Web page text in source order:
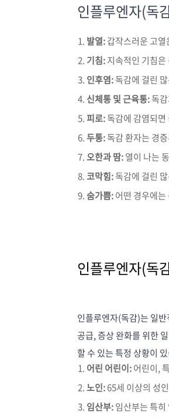
인플루엔자(독
발열:갑작스러운 고
기침:지속적인 기침
인후염:독감에 걸린
신체통 및 근육통:독
피로:독감에 감염되
두통:독감 환자는 경
오한과 땀:열이 나는
코막힘:독감에 걸린
숨가쁨:어떤 경우에
인플루엔자(독
인플루엔자(독감)는 일
공급, 증상 완화를 위한
할 수 있는 특정 상황이
어린 어린이:어린이,
노인:65세 이상의 성
임산부:임산부는 특